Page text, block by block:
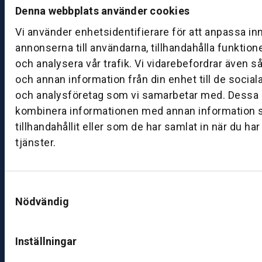
Denna webbplats använder cookies
Vi använder enhetsidentifierare för att anpassa
annonserna till användarna, tillhandahålla
och analysera vår trafik. Vi vidarebefordrar även
och annan information från din enhet till de
och analysföretag som vi samarbetar med. Dessa
kombinera informationen med annan information
tillhandahållit eller som de har samlat in när du
tjänster.
Nödvändig
Inställningar
d
g:
0
8:
0
1
7:
0
B
S